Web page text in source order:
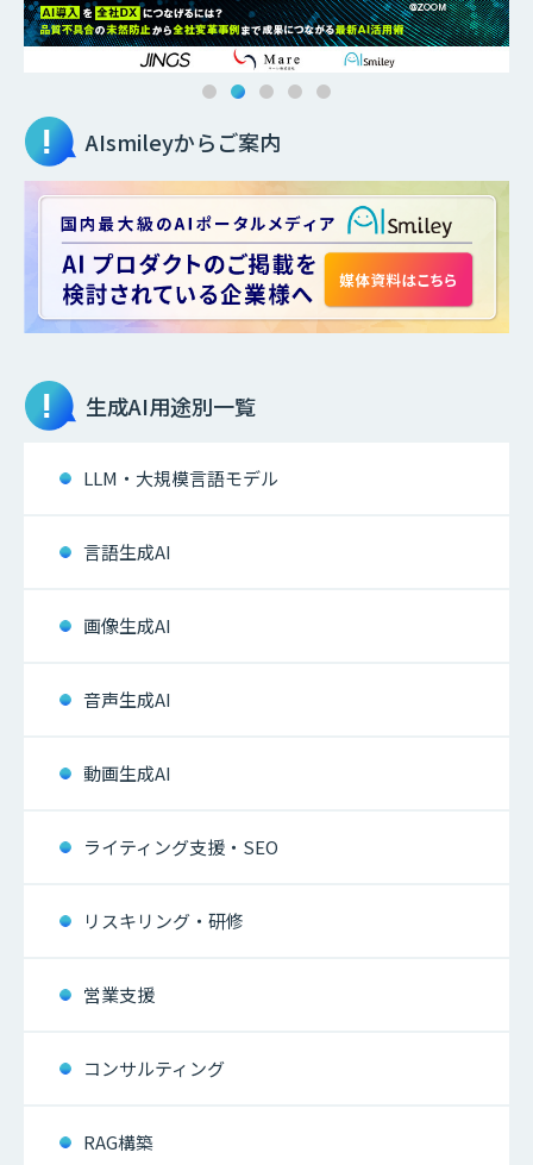
AIsmileyからご案内
生成AI用途別一覧
LLM・大規模言語モデル
言語生成AI
画像生成AI
音声生成AI
動画生成AI
ライティング支援・SEO
リスキリング・研修
営業支援
コンサルティング
RAG構築